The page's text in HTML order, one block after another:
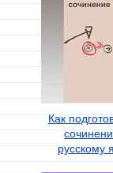
Как
русскому